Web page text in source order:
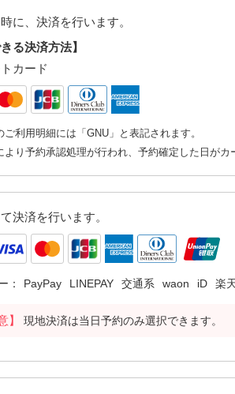
に、決済を行います。
る決済方法】
カード
利用明細には「GNU」と表記されます。
り予約承認処理が行われ、予約確定した日がカ
決済を行います。
： PayPay LINEPAY 交通系 waon iD 楽
】 現地決済は当日予約のみ選択できます。